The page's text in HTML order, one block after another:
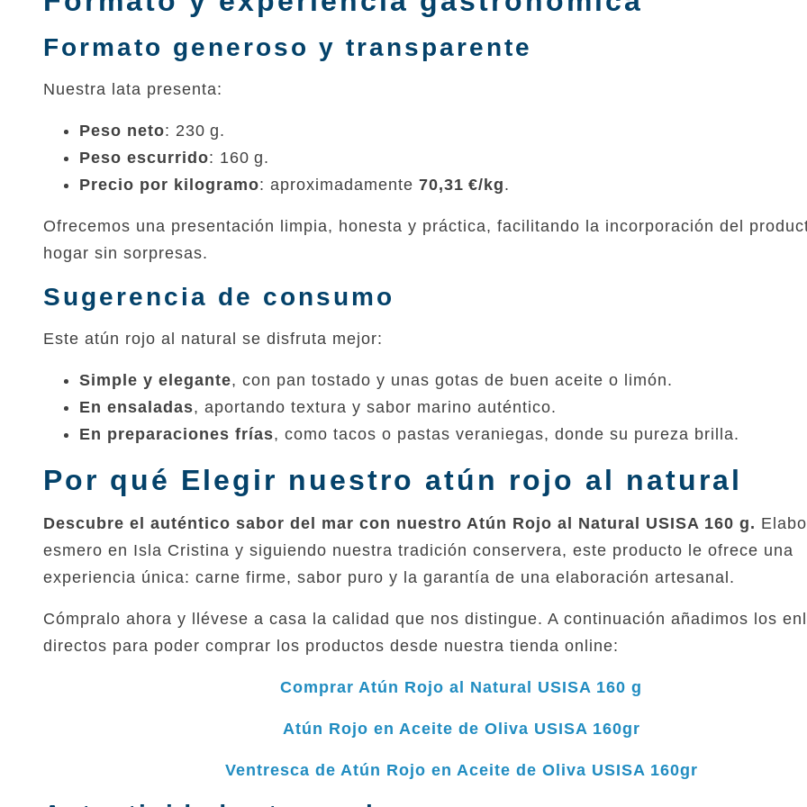
Formato generoso y transparente
Nuestra lata presenta:
Peso neto: 230 g.
Peso escurrido: 160 g.
Precio por kilogramo: aproximadamente 70,31 €/kg.
Ofrecemos una presentación limpia, honesta y práctica, facilitando la incorporación del
hogar sin sorpresas.
Sugerencia de consumo
Este atún rojo al natural se disfruta mejor:
Simple y elegante, con pan tostado y unas gotas de buen aceite o limón.
En ensaladas, aportando textura y sabor marino auténtico.
En preparaciones frías, como tacos o pastas veraniegas, donde su pureza brilla.
Por qué Elegir nuestro atún rojo al natural
Descubre el auténtico sabor del mar con nuestro Atún Rojo al Natural USISA 160 g.
esmero en Isla Cristina y siguiendo nuestra tradición conservera, este producto le ofrece una
experiencia única: carne firme, sabor puro y la garantía de una elaboración artesanal.
Cómpralo ahora y llévese a casa la calidad que nos distingue. A continuación añadimos los
directos para poder comprar los productos desde nuestra tienda online:
Comprar Atún Rojo al Natural USISA 160 g
Atún Rojo en Aceite de Oliva USISA 160gr
Ventresca de Atún Rojo en Aceite de Oliva USISA 160gr